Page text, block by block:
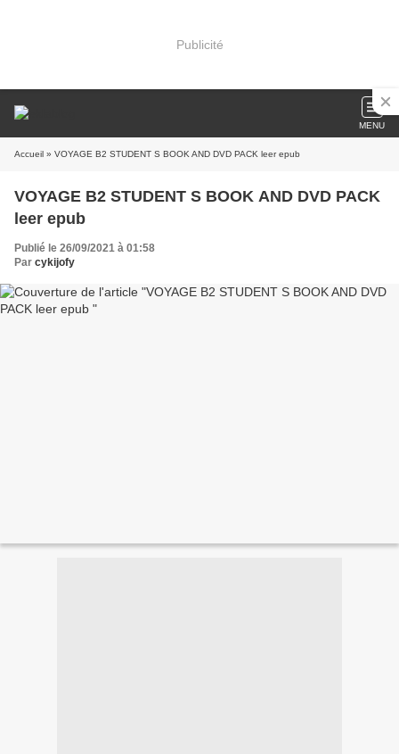
Publicité
MENU
Accueil » VOYAGE B2 STUDENT S BOOK AND DVD PACK leer epub
VOYAGE B2 STUDENT S BOOK AND DVD PACK
leer epub
Publié le 26/09/2021 à 01:58
Par cykijofy